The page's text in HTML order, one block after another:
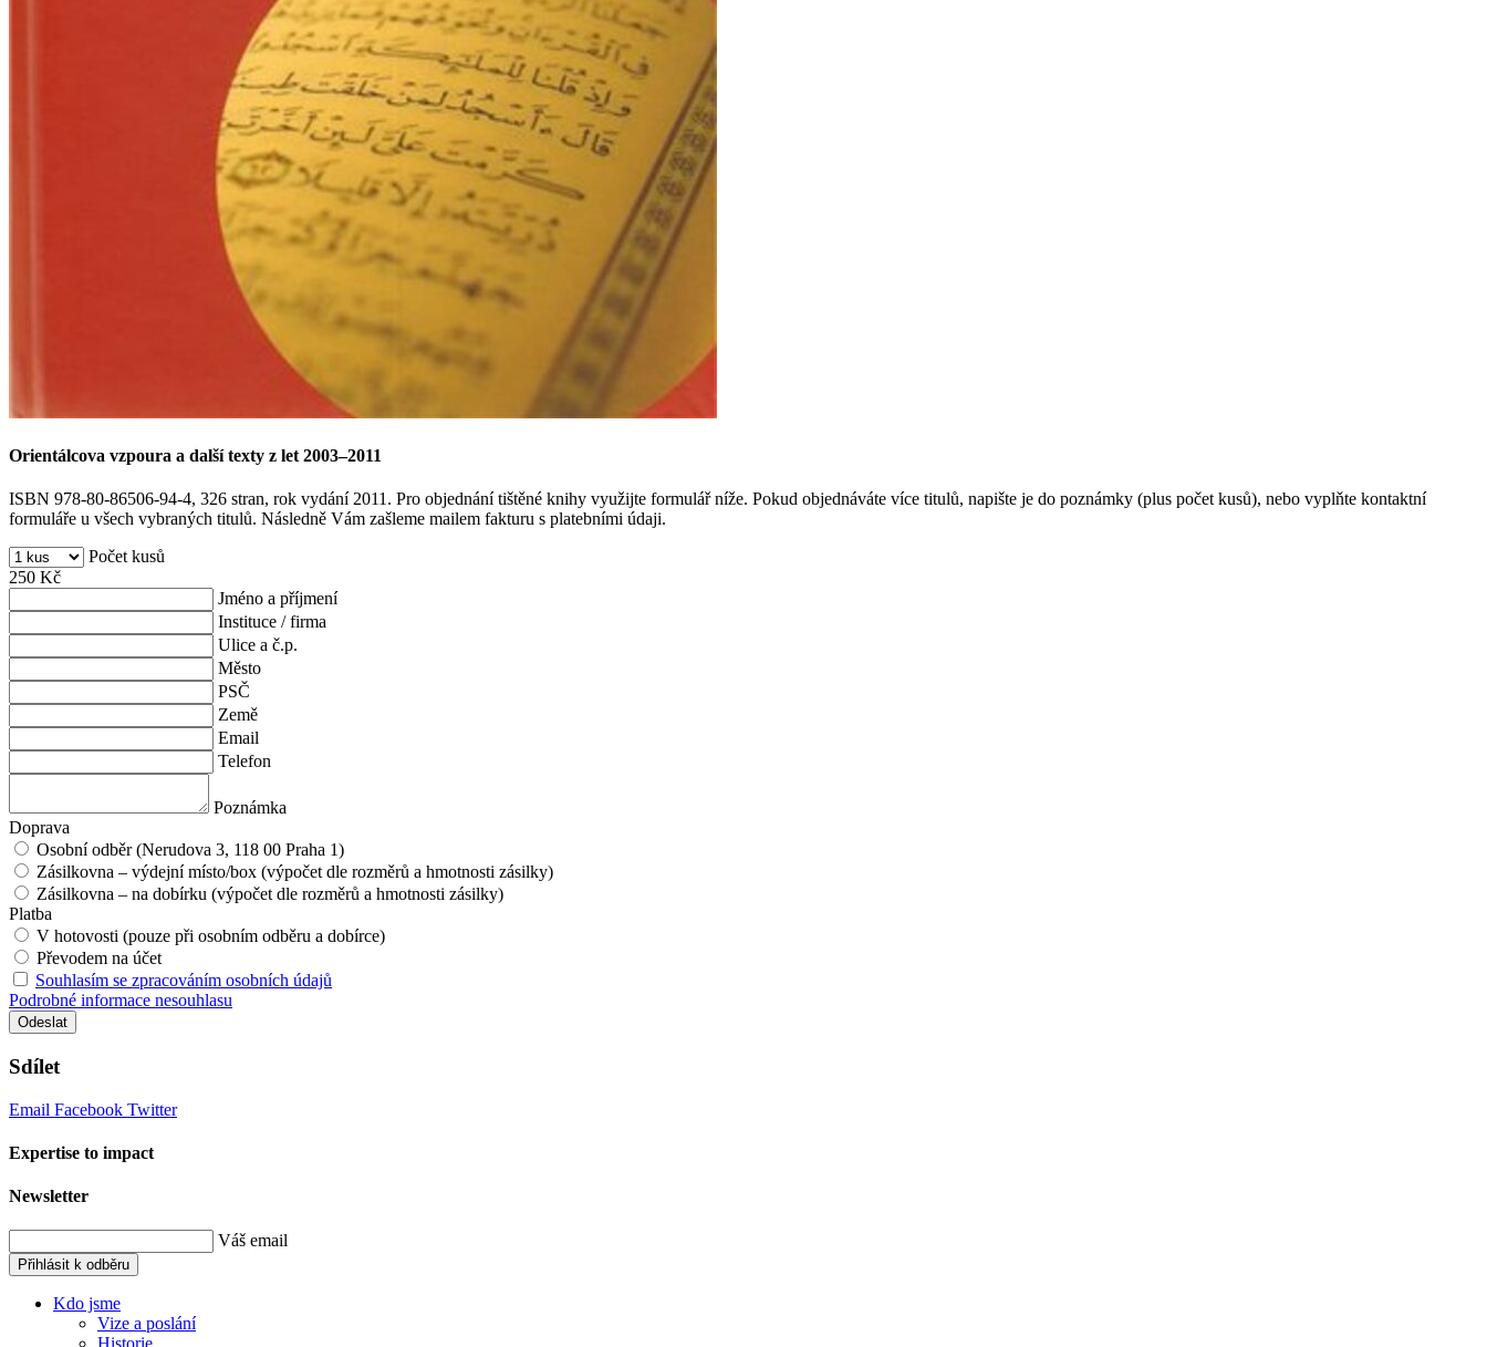
Orientálcova vzpoura a další texty z let 2003–2011
ISBN 978-80-86506-94-4, 326 stran, rok vydání 2011. Pro objednání tištěné knihy využijte formulář níže. Pokud objednáváte více titulů, napište je do poznámky (plus počet kusů), nebo vyplňte kontaktní
formuláře u všech vybraných titulů. Následně Vám zašleme mailem fakturu s platebními údaji.
Počet kusů
250 Kč
Jméno a příjmení
Instituce / firma
Ulice a č.p.
Město
PSČ
Země
Email
Telefon
Poznámka
Doprava
Osobní odběr (Nerudova 3, 118 00 Praha 1)
Zásilkovna – výdejní místo/box (výpočet dle rozměrů a hmotnosti zásilky)
Zásilkovna – na dobírku (výpočet dle rozměrů a hmotnosti zásilky)
Platba
V hotovosti (pouze při osobním odběru a dobírce)
Převodem na účet
Souhlasím se zpracováním osobních údajů
Podrobné informace nesouhlasu
Odeslat
Sdílet
Email Facebook Twitter
Expertise to impact
Newsletter
Váš email
Přihlásit k odběru
Kdo jsme
Vize a poslání